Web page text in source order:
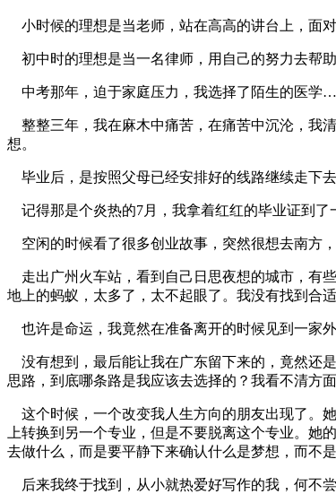
小时候的理想是当老师，站在高高的讲台上，面
初中时的理想是当一名律师，用自己的努力去帮助
中考那年，迫于家庭压力，我选择了陌生的医
整整三年，我在麻木中痛苦，在痛苦中沉沦，我
想。
毕业后，是按照父母已经安排好的线路继续走下
记得那是个炎热的7月，我拿着红红的毕业证到了
空闲的时候看了很多创业故事，突然很想去南方
走出广州火车站，看到自己日思夜想的城市，有
地上的蚂蚁，太多了，太不起眼了。我没有找到合
也许是命运，我竟然在准备离开的时候见到一家
没有想到，最后能让我在广东留下来的，竟然还
思路，到底哪条路是我应该去选择的？我看不清
这个时候，一个改变我人生方向的朋友出现了。
上转换到另一个专业，但是不要脱离这个专业。
去做什么，而是要平静下来确认什么是梦想，而不是
后来我终于找到，从小就热爱好写作的我，何不